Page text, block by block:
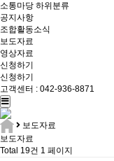
소통마당 하위분류
공지사항
조합활동소식
보도자료
영상자료
신청하기
신청하기
고객센터 : 042-936-8871
보도자료
보도자료
Total 19건 1 페이지